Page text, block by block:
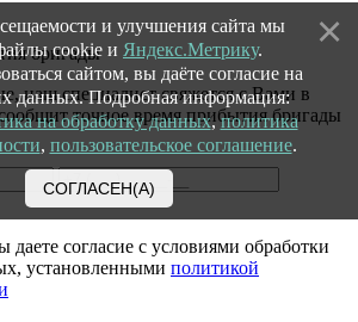
и улучшения сайта мы
cookie и Яндекс.Метрику.
сайтом, вы даёте согласие на
данных. Подробная информация:
на обработку данных,политика
, пользовательское соглашение.
СОГЛАСЕН(А)
бригады
наш специалист свяжется с Вами в
точное время прибытия бригады
даете согласие с условиями обработки
установленными политикой